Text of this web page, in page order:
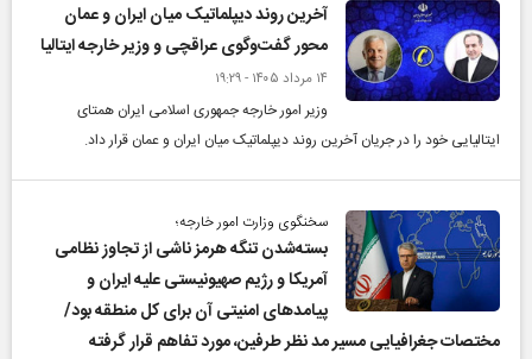
آخرین روند دیپلماتیک میان ایران و عمان
محور گفت‌وگوی عراقچی و وزیر خارجه ایتالیا
۱۴ مرداد ۱۴۰۵ - ۱۹:۲۹
وزیر امور خارجه جمهوری اسلامی ایران همتای
ایتالیایی خود را در جریان آخرین روند دیپلماتیک میان ایران و عمان قرار داد.
سخنگوی وزارت امور خارجه؛
بسته‌شدن تنگه هرمز ناشی از تجاوز نظامی
آمریکا و رژیم صهیونیستی علیه ایران و
پیامد‌های امنیتی آن برای کل منطقه بود/
مختصات جغرافیایی مسیر مد نظر طرفین، مورد تفاهم قرار گرفته